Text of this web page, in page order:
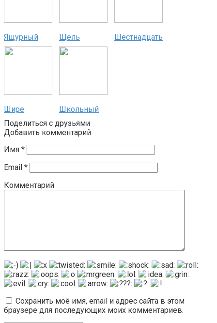
Ящурный Щель Шестнадцать
Шире
Школьный
Поделиться с друзьями
Добавить комментарий
Имя *
Email *
Комментарий
Сохранить моё имя, email и адрес сайта в этом
браузере для последующих моих комментариев.